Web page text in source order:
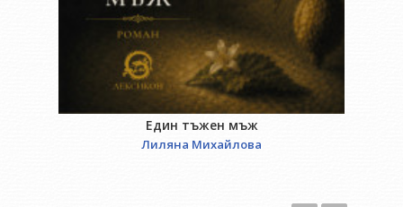
Един тъжен мъж
Лиляна Михайлова